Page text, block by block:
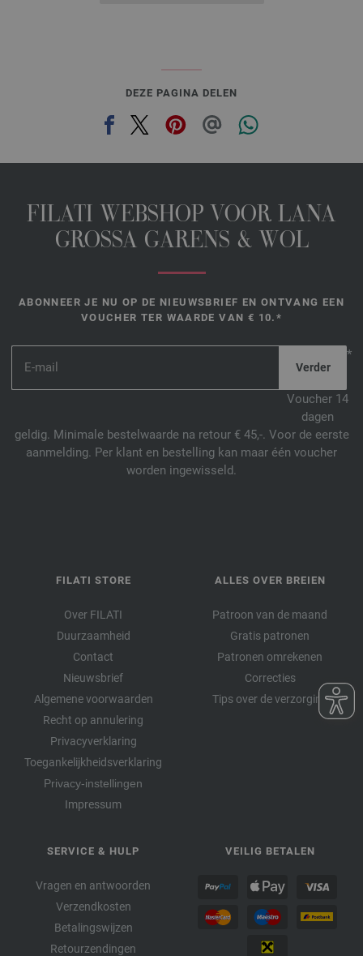
DEZE PAGINA DELEN
FILATI WEBSHOP VOOR LANA
GROSSA GARENS & WOL
ABONNEER JE NU OP DE NIEUWSBRIEF EN ONTVANG EEN
VOUCHER TER WAARDE VAN € 10.*
*
Voucher 14
dagen
geldig. Minimale bestelwaarde na retour € 45,-. Voor de eerste
aanmelding. Per klant en bestelling kan maar één voucher
worden ingewisseld.
FILATI STORE
Over FILATI
Duurzaamheid
Contact
Nieuwsbrief
Algemene voorwaarden
Recht op annulering
Privacyverklaring
Toegankelijkheidsverklaring
Privacy-instellingen
Impressum
ALLES OVER BREIEN
Patroon van de maand
Gratis patronen
Patronen omrekenen
Correcties
Tips over de verzorging
SERVICE & HULP
Vragen en antwoorden
Verzendkosten
Betalingswijzen
Retourzendingen
VEILIG BETALEN